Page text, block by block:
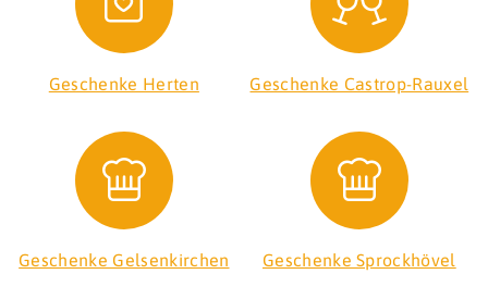
Geschenke Herten Geschenke Castrop-Rauxel
Geschenke Gelsenkirchen Geschenke Sprockhövel